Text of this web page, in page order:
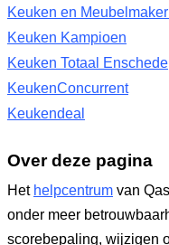
Keuken en
Keuken Kampioen
Keuken Totaal Enschede
KeukenConcurrent
Keukendeal
Over deze pagina
Het helpcentrum van
onder meer
scorebepaling, wijzigen